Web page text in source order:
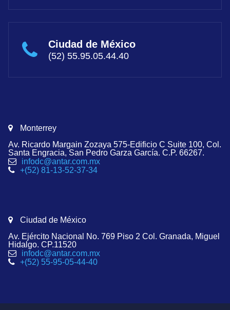
Ciudad de México
(52) 55.95.05.44.40
Monterrey
Av. Ricardo Margain Zozaya 575-Edificio C Suite 100, Col.
Santa Engracia, San Pedro Garza García. C.P. 66267.
infodc@antar.com.mx
+(52) 81-13-52-37-34
Ciudad de México
Av. Ejército Nacional No. 769 Piso 2 Col. Granada, Miguel
Hidalgo. CP.11520
infodc@antar.com.mx
+(52) 55-95-05-44-40